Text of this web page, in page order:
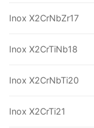
Inox X2CrNbZr17
Inox X2CrTiNb18
Inox X2CrNbTi20
Inox X2CrTi21